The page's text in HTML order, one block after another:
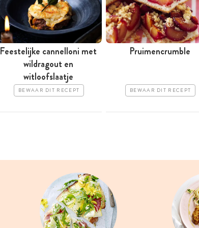
Feestelijke cannelloni met
wildragout en
witloofslaatje
BEWAAR DIT RECEPT
Pruimencrumble
BEWAAR DIT RECEPT